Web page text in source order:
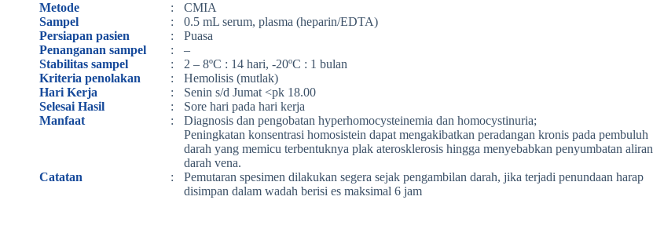
Metode
Sampel
Persiapan pasien
Penanganan sampel
Stabilitas sampel
Kriteria penolakan
Hari Kerja
Selesai Hasil
Manfaat
Catatan
:
:
:
:
:
:
:
:
:
:
CMIA
0.5 mL serum, plasma (heparin/EDTA)
Puasa
–
2 – 8ºC : 14 hari, -20ºC : 1 bulan
Hemolisis (mutlak)
Senin s/d Jumat <pk 18.00
Sore hari pada hari kerja
Diagnosis dan pengobatan hyperhomocysteinemia dan homocystinuria;
Peningkatan konsentrasi homosistein dapat mengakibatkan peradangan kronis pada pembuluh
darah yang memicu terbentuknya plak aterosklerosis hingga menyebabkan penyumbatan aliran
darah vena.
Pemutaran spesimen dilakukan segera sejak pengambilan darah, jika terjadi penundaan harap
disimpan dalam wadah berisi es maksimal 6 jam